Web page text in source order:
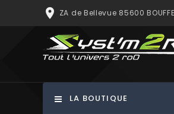
place ZA de Bellevue 85600
LA BOUTIQUE